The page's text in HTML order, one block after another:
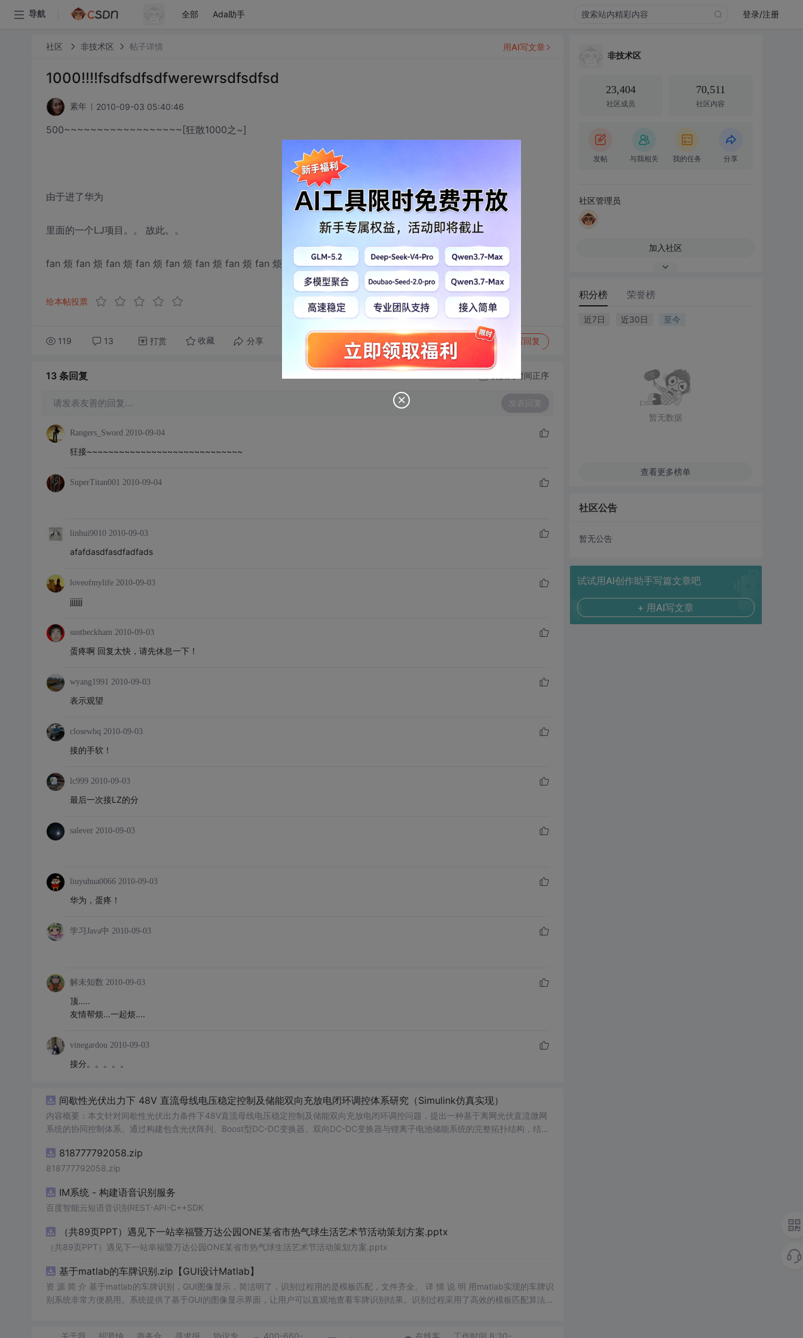
导航 全部 Ada助手 登录/注册
社区 非技术区 帖子详情
1000!!!!fsdfsdfsdfwerewrsdfsdfsd
素年 2010-09-03 05:40:46
500~~~~~~~~~~~~~~~~~~[狂散1000之~]
由于进了华为
里面的一个LJ项目。。 故此。。
fan 烦 fan 烦 fan 烦 fan 烦 fan 烦 fan 烦 fan 烦 fan 烦 fan 烦
给本帖投票
119 13 打赏 收藏 分享 转发到动态 举报 写回复
用AI写文章
13 条回复 切换为时间正序
请发表友善的回复… 发表回复
Rangers_Sword 2010-09-04
狂接~~~~~~~~~~~~~~~~~~~~~~~~~~~~~
SuperTitan001 2010-09-04
linhui9010 2010-09-03
afafdasdfasdfadfads
loveofmylife 2010-09-03
jjjjjjj
sustbeckham 2010-09-03
蛋疼啊 回复太快，请先休息一下！
wyang1991 2010-09-03
表示观望
closewbq 2010-09-03
接的手软！
lc999 2010-09-03
最后一次接LZ的分
salever 2010-09-03
liuyuhua0066 2010-09-03
华为，蛋疼！
学习Java中 2010-09-03
解未知数 2010-09-03
顶.....
友情帮烦...一起烦....
vinegardou 2010-09-03
接分。。。。。
间歇性光伏出力下 48V 直流母线电压稳定控制及储能双向充放电闭环调控体系研究（Simulink仿真实现）
内容概要：本文针对间歇性光伏出力条件下48V直流母线电压稳定控制及储能双向充放电闭环调控问题，提出一种基于离网光伏直流微网
系统的协同控制体系。通过构建包含光伏阵列、Boost型DC-DC变换器、双向DC-DC变换器与锂离子电池储能系统的完整拓扑结构，结合
压外环与电流内环双闭环控制策略，确保在光照强度波动、负载突变等动态工况下维持母线电压稳定。在Simulink环境中搭建全系统仿真
模型，验证了控制策略在多种扰动场景下的有效性与鲁棒性，显著提升了微网在无外部电网支撑下的自主运行能力和电能质量水平。; 适合
与仿真的工程技术人员。; 使用场景及目标：①用于教学与科研中离网型光伏直流微网系统的建模与仿真分析；②指导实际工程中48V直
流微网的电压稳定控制与储能协调管理方案设计；③为新能源微网中的能量管理与动态响应优化提供理论支持与仿真验证平台。; 阅读建
在不同扰动工况下的响应特性与控制逻辑设计原理。
818777792058.zip
818777792058.zip
IM系统 - 构建语音识别服务
百度智能云短语音识别REST-API-C++SDK
（共89页PPT）遇见下一站幸福暨万达公园ONE某省市热气球生活艺术节活动策划方案.pptx
（共89页PPT）遇见下一站幸福暨万达公园ONE某省市热气球生活艺术节活动策划方案.pptx
基于matlab的车牌识别.zip【GUI设计Matlab】
资 源 简 介 基于matlab的车牌识别，GUI图像显示，简洁明了，识别过程用的是模板匹配，文件齐全。 详 情 说 明 用matlab实现的车牌识
别系统非常方便易用。系统提供了基于GUI的图像显示界面，让用户可以直观地查看车牌识别结果。识别过程采用了高效的模板匹配算法，
关于我 招贤纳 商务合 寻求报 协议专 400-660- 在线客 工作时间 8:30-
非技术区
23,404
社区成员
70,511
社区内容
发帖 与我相关 我的任务 分享
社区管理员
加入社区
积分榜 荣誉榜
近7日 近30日 至今
暂无数据
查看更多榜单
社区公告
暂无公告
试试用AI创作助手写篇文章吧
+ 用AI写文章